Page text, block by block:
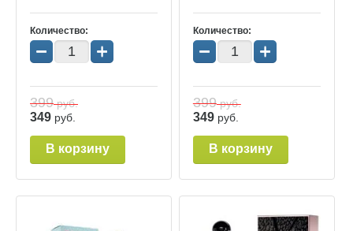
Количество:
− +
399руб.
349 руб.
В корзину
Количество:
− +
399руб.
349 руб.
В корзину